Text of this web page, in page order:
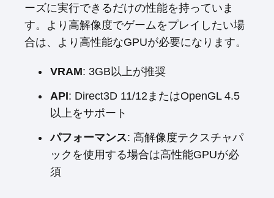
ーズに実行できるだけの性能を持っていま
す。より高解像度でゲームをプレイしたい場
合は、より高性能なGPUが必要になります。
VRAM: 3GB以上が推奨
API: Direct3D 11/12またはOpenGL 4.5
以上をサポート
パフォーマンス: 高解像度テクスチャパ
ックを使用する場合は高性能GPUが必
須